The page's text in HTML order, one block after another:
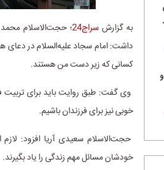
به گزارش سراج24
؛ حجت‌الاسلام‌
داشت: امام سجاد علیه‌السلام در دعای
کسانی که زیر دست من هستند.
وی گفت: طبق روایت باید برای تربیت
خوبی نیز برای فرزندان باشیم.
حجت‌الاسلام‌ سعیدی آریا افزود: لازم
خودشان مسائل مهم زندگی را یاد بگیرند.